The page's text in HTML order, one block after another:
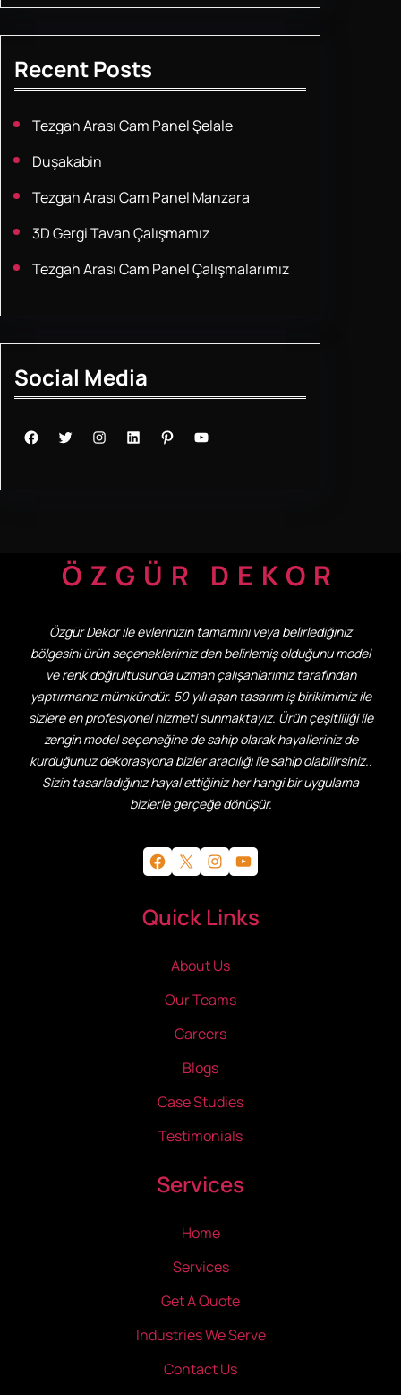
Recent Posts
Tezgah Arası Cam Panel Şelale
Duşakabin
Tezgah Arası Cam Panel Manzara
3D Gergi Tavan Çalışmamız
Tezgah Arası Cam Panel Çalışmalarımız
Social Media
Facebook Twitter Instagram LinkedIn Pinterest YouTube
ÖZGÜR DEKOR
Özgür Dekor ile evlerinizin tamamını veya belirlediğiniz
bölgesini ürün seçeneklerimiz den belirlemiş olduğunu model
ve renk doğrultusunda uzman çalışanlarımız tarafından
yaptırmanız mümkündür. 50 yılı aşan tasarım iş birikimimiz ile
sizlere en profesyonel hizmeti sunmaktayız. Ürün çeşitliliği ile
zengin model seçeneğine de sahip olarak hayalleriniz de
kurduğunuz dekorasyona bizler aracılığı ile sahip olabilirsiniz..
Sizin tasarladığınız hayal ettiğiniz her hangi bir uygulama
bizlerle gerçeğe dönüşür.
Facebook X Instagram YouTube
Quick Links
About Us
Our Teams
Careers
Blogs
Case Studies
Testimonials
Services
Home
Services
Get A Quote
Industries We Serve
Contact Us